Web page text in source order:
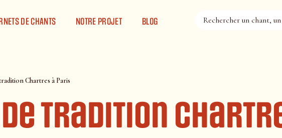
DE CHANTS NOTRE PROJET BLOG
Chartres à Paris
tradition